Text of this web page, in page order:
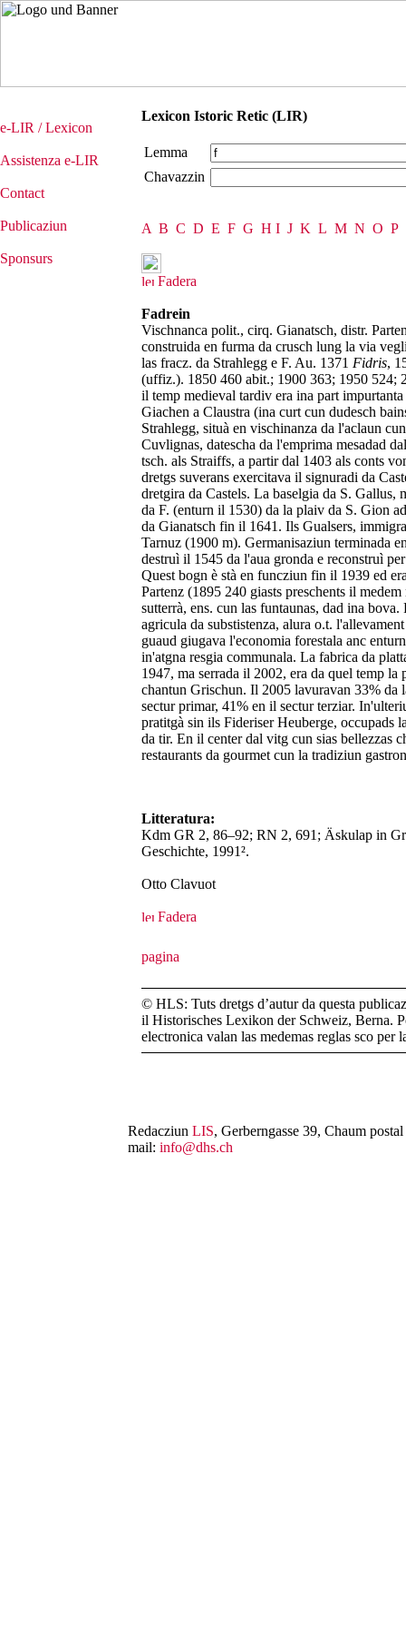
e-LIR / Lexicon
Assistenza e-LIR
Contact
Publicaziun
Sponsurs
Lexicon Istoric Retic (LIR)
Lemma
Chavazzin
A B C D E F G H I J K L M N O P
Fadera
Fadrein
Vischnanca polit., cirq. Gianatsch, distr.
construida en furma da crusch lung la via
las fracz. da Strahlegg e F. Au. 1371 Fidris,
(uffiz.). 1850 460 abit.; 1900 363; 1950 524;
il temp medieval tardiv era ina part
Giachen a Claustra (ina curt cun dudesch
Strahlegg, situà en vischinanza da l'aclaun
Cuvlignas, datescha da l'emprima mesadad
tsch. als Straiffs, a partir dal 1403 als conts
dretgs suverans exercitava il signuradi da
dretgira da Castels. La baselgia da S.
da F. (enturn il 1530) da la plaiv da S. Gion
da Gianatsch fin il 1641. Ils Gualsers,
Tarnuz (1900 m). Germanisaziun terminada
destruì il 1545 da l'aua gronda e reconstruì
Quest bogn è stà en funcziun fin il 1939 ed
Partenz (1895 240 giasts preschents il
sutterrà, ens. cun las funtaunas, dad ina
agricula da substistenza, alura o.t.
guaud giugava l'economia forestala anc
in'atgna resgia communala. La fabrica da
1947, ma serrada il 2002, era da quel temp
chantun Grischun. Il 2005 lavuravan 33% da
sectur primar, 41% en il sectur terziar.
pratitgà sin ils Fideriser Heuberge, occupads
da tir. En il center dal vitg cun sias bellezzas
restaurants da gourmet cun la tradiziun
Litteratura:
Kdm GR 2, 86–92; RN 2, 691; Äskulap in
Geschichte, 1991².
Otto Clavuot
Fadera
© HLS: Tuts dretgs d’autur da questa
il Historisches Lexikon der Schweiz, Berna.
electronica valan las medemas reglas sco per
Redacziun LIS, Gerberngasse 39, Chaum
mail: info@dhs.ch